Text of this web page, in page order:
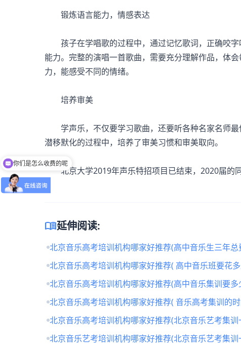
锻炼语言能力，情感表达
孩子在学唱歌的过程中，通过记忆歌词，正确咬字
能力。完整的演唱一首歌曲，需要充分理解作品，体
力，能感受不同的情绪。
培养审美
学声乐，不仅要学习歌曲，还要听各种名家名师最
潜移默化的过程中，培养了审美习惯和审美取向。
北京大学2019年声乐特招项目已结束，2020届的
menu_book延伸阅读:
北京音乐高考培训机构哪家好推荐(高中音乐生三年总
北京音乐高考培训机构哪家好推荐( 高中音乐班要花
北京音乐高考培训机构哪家好推荐(高中音乐集训要多
北京音乐高考培训机构哪家好推荐( 音乐高考集训的
北京音乐高考培训机构哪家好推荐(北京音乐艺考集
北京音乐艺考培训机构哪家好推荐(北京音乐艺考集
你们是怎么收费的呢